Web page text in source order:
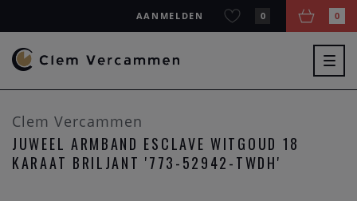
AANMELDEN 0 0
Clem Vercammen
JUWEEL ARMBAND ESCLAVE WITGOUD 18
KARAAT BRILJANT '773-52942-TWDH'